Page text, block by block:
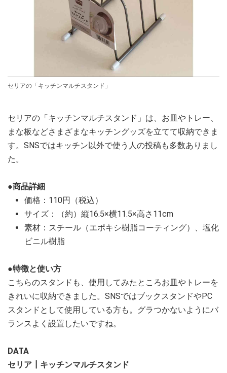
セリアの「キッチンマルチスタンド」
セリアの「キッチンマルチスタンド」は、お皿やトレー、
まな板などさまざまなキッチングッズを立てて収納できま
す。SNSではキッチン以外で使う人の投稿も多数ありまし
た。
●商品詳細
価格：110円（税込）
サイズ：（約）縦16.5×横11.5×高さ11cm
素材：スチール（エポキシ樹脂コーティング）、塩化
ビニル樹脂
●特徴と使い方
こちらのスタンドも、使用してみたところお皿やトレーを
きれいに収納できました。SNSではブックスタンドやPC
スタンドとして使用している方も。グラつかないようにバ
ランスよく設置したいですね。
DATA
セリア┃キッチンマルチスタンド